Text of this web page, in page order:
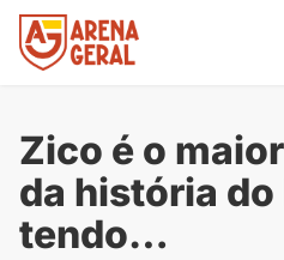
Zico é o
da história
tendo…